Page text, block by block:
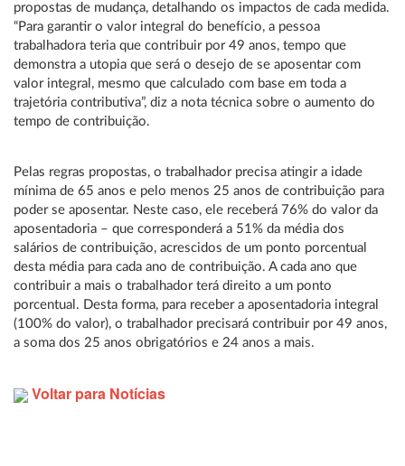
propostas de mudança, detalhando os impactos de cada medida.
“Para garantir o valor integral do benefício, a pessoa
trabalhadora teria que contribuir por 49 anos, tempo que
demonstra a utopia que será o desejo de se aposentar com
valor integral, mesmo que calculado com base em toda a
trajetória contributiva”, diz a nota técnica sobre o aumento do
tempo de contribuição.
Pelas regras propostas, o trabalhador precisa atingir a idade
mínima de 65 anos e pelo menos 25 anos de contribuição para
poder se aposentar. Neste caso, ele receberá 76% do valor da
aposentadoria – que corresponderá a 51% da média dos
salários de contribuição, acrescidos de um ponto porcentual
desta média para cada ano de contribuição. A cada ano que
contribuir a mais o trabalhador terá direito a um ponto
porcentual. Desta forma, para receber a aposentadoria integral
(100% do valor), o trabalhador precisará contribuir por 49 anos,
a soma dos 25 anos obrigatórios e 24 anos a mais.
Voltar para Notícias